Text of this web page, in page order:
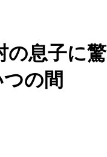
の息子に驚
の間